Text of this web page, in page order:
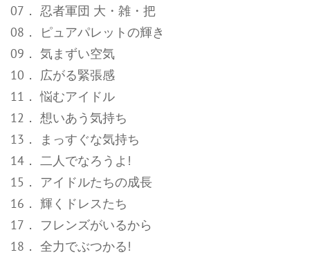
07． 忍者軍団 大・雑・把
08． ピュアパレットの輝き
09． 気まずい空気
10． 広がる緊張感
11． 悩むアイドル
12． 想いあう気持ち
13． まっすぐな気持ち
14． 二人でなろうよ!
15． アイドルたちの成長
16． 輝くドレスたち
17． フレンズがいるから
18． 全力でぶつかる!